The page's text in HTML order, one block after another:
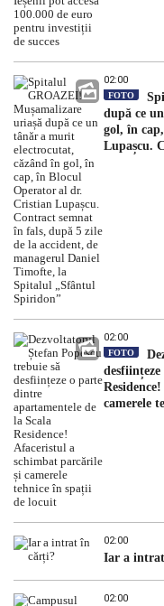
02:00
FOTO
după ce
gol, în
Lupașcu.
02:00
FOTO
camerele
02:00
Iar a
02:00